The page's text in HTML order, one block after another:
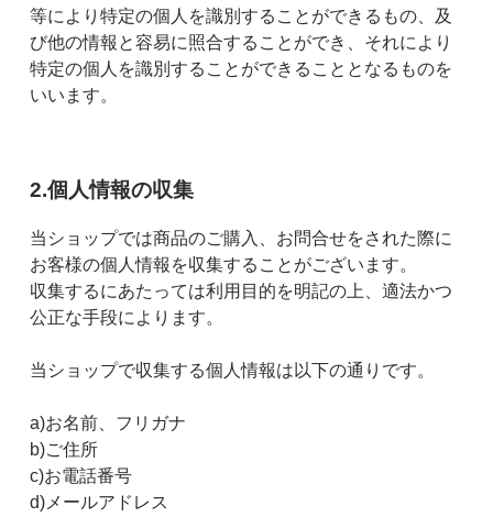
等により特定の個人を識別することができるもの、及
び他の情報と容易に照合することができ、それにより
特定の個人を識別することができることとなるものを
いいます。
2.個人情報の収集
当ショップでは商品のご購入、お問合せをされた際に
お客様の個人情報を収集することがございます。
収集するにあたっては利用目的を明記の上、適法かつ
公正な手段によります。
当ショップで収集する個人情報は以下の通りです。
a)お名前、フリガナ
b)ご住所
c)お電話番号
d)メールアドレス